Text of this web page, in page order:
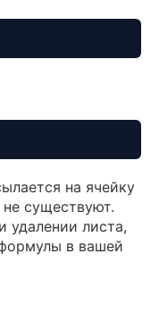
на ячейку
существуют.
удалении листа,
в вашей